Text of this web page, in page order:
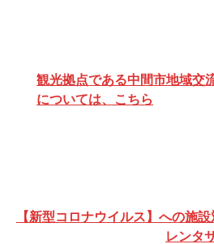
観光拠点である中間市地域交
については、こちら
投
【新型コロナウイルス】への施
レンタ